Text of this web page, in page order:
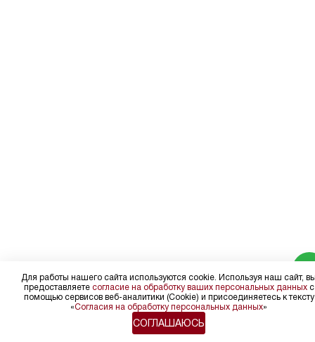
Для работы нашего сайта используются cookie. Используя наш сайт,
предоставляете согласие на обработку ваших персональных данныхс
помощью сервисов веб-аналитики (Cookie) и присоединяетесь к тексту
«Согласия на обработку персональных данных»
СОГЛАШАЮСЬ